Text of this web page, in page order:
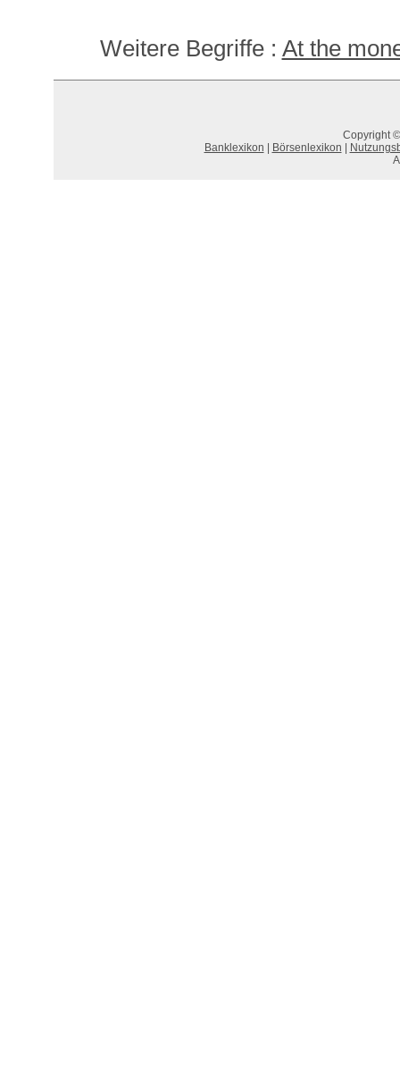
Weitere Begriffe : At the
Copyright
Banklexikon
Börsenlexikon